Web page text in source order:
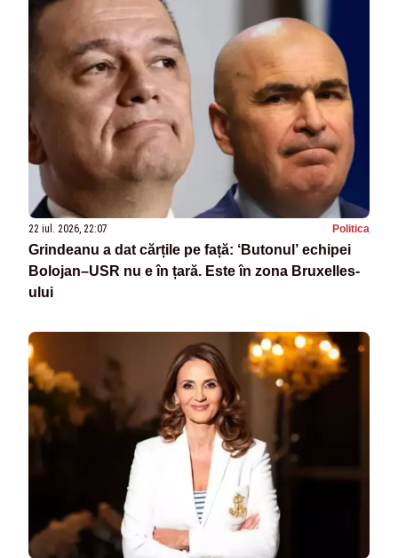
22 iul. 2026, 22:07 Politica
Grindeanu a dat cărțile pe față: ‘Butonul’ echipei
Bolojan–USR nu e în țară. Este în zona Bruxelles-
ului